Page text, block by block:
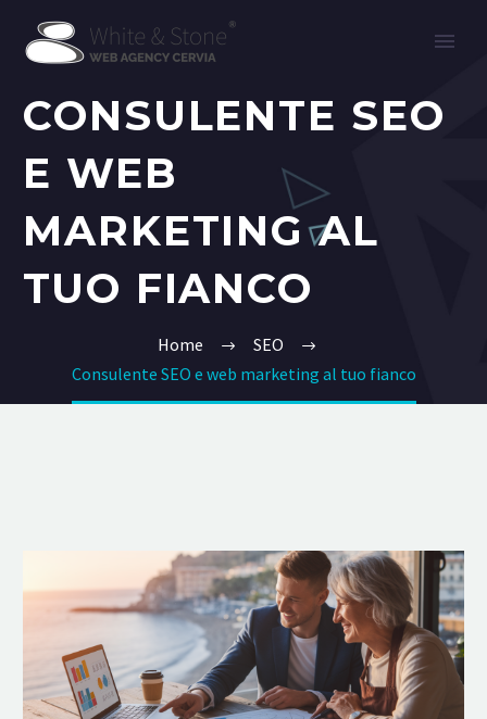
CONSULENTE SEO
E WEB
MARKETING AL
TUO FIANCO
Home
SEO
Consulente SEO e web marketing al tuo fianco